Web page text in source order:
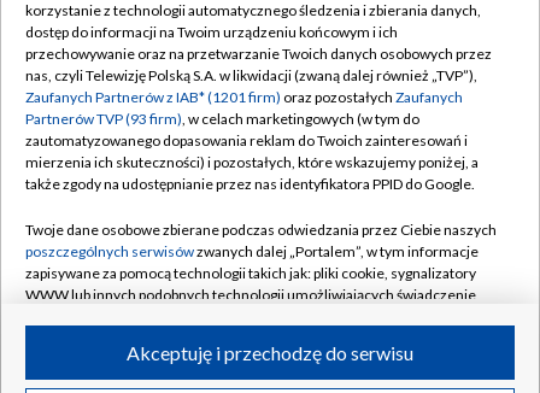
TVP
Abonament TVP
Emisja w TVP
Centrum informacji TVP
Naziemna Telewizja Cyfrowa
Rada Programowa
System NOS
Informacje o nadawcy
Program dla prasy
Regulamin TVP
Polityka prywatności
Moje zgody
Pomoc
Kontakt
Kanały
©2026 Telewizja Polska S.A. w likwidacji
korzystanie z technologii automatycznego śledzenia i zbierania danych,
dostęp do informacji na Twoim urządzeniu końcowym i ich
przechowywanie oraz na przetwarzanie Twoich danych osobowych przez
nas, czyli Telewizję Polską S.A. w likwidacji (zwaną dalej również „TVP”),
Zaufanych Partnerów z IAB* (1201 firm) oraz pozostałych Zaufanych
Partnerów TVP (93 firm), w celach marketingowych (w tym do
zautomatyzowanego dopasowania reklam do Twoich zainteresowań i
mierzenia ich skuteczności) i pozostałych, które wskazujemy poniżej, a
także zgody na udostępnianie przez nas identyfikatora PPID do Google.
Twoje dane osobowe zbierane podczas odwiedzania przez Ciebie naszych
poszczególnych serwisówzwanych dalej „Portalem”, w tym informacje
zapisywane za pomocą technologii takich jak: pliki cookie, sygnalizatory
WWW lub innych podobnych technologii umożliwiających świadczenie
ruchu w Internecie.Akceptuję i przechodzę do serwisu